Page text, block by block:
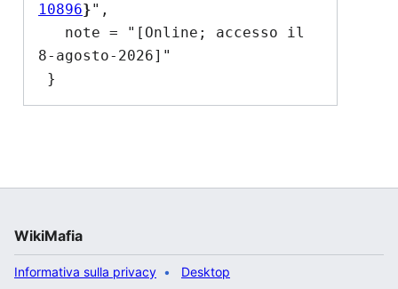
10896}",
8-agosto-2026]"
WikiMafia
Informativa sulla privacy Desktop